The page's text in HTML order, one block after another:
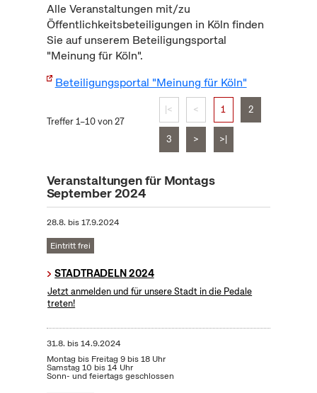
Alle Veranstaltungen mit/zu
Öffentlichkeitsbeteiligungen in Köln finden
Sie auf unserem Beteiligungsportal
"Meinung für Köln".
Beteiligungsportal "Meinung für Köln"
Treffer 1–10 von 27
|< < 1 2
3 > >|
Veranstaltungen für Montags
September 2024
28.8. bis17.9.2024
Eintritt frei
STADTRADELN 2024
Jetzt anmelden und für unsere Stadt in die Pedale
treten!
31.8. bis14.9.2024
Montag bis Freitag 9 bis 18 Uhr
Samstag 10 bis 14 Uhr
Sonn- und feiertags geschlossen